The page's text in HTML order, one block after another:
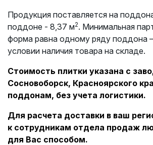
Продукция поставляется на
поддоне - 8,37 м2. Минимальная
форма равна одному ряду поддона
условии наличия товара на складе.
Стоимость плитки указана с
Сосновоборск, Красноярского
поддонам, без учета логистики.
Для расчета доставки в ваш
к сотрудникам отдела продаж
для Вас способом.